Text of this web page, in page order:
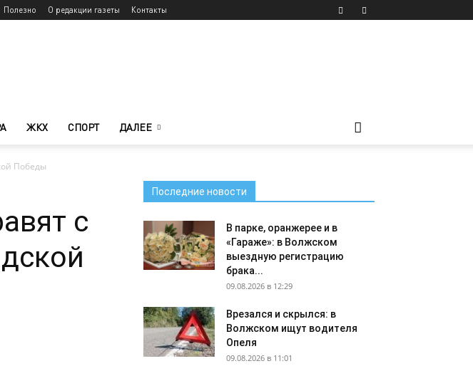
Полезно О редакции газеты Контакты
ЖКХ СПОРТ ДАЛЕЕ
Победы
с
Последние новости
В парке, оранжерее и в
«Гараже»: в Волжском
выездную регистрацию
брака...
09.08.2026 в 12:29
Врезался и скрылся: в
Волжском ищут водителя
Опеля
09.08.2026 в 11:01